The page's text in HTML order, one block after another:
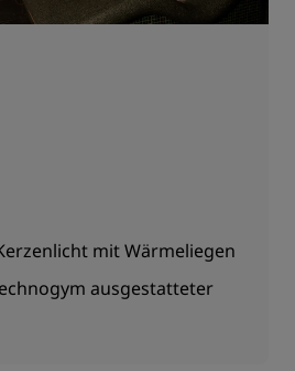
mit Wärmeliegen
ausgestatteter